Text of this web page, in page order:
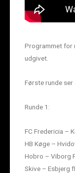
Programmet for
udgivet.
Første runde ser
Runde 1:
FC Fredericia –
HB Køge –
Hobro – Viborg
Skive – Esbjerg